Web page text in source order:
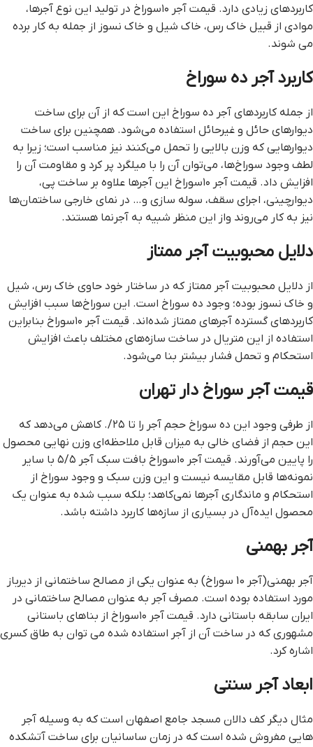
کاربردهای زیادی دارد. قیمت آجر ۱۰سوراخ در تولید این نوع آجرها،
موادی از قبیل خاک رس، خاک شیل و خاک نسوز از جمله به کار برده
می شوند.
کاربرد آجر ده سوراخ
از جمله کاربردهای آجر ده سوراخ این است که از آن برای ساخت
دیوارهای حائل و غیرحائل استفاده می‌شود. همچنین برای ساخت
دیوارهایی که وزن بالایی را تحمل می‌کنند نیز مناسب است؛ زیرا به
لطف وجود سوراخ‌ها، می‌توان آن را با میلگرد پر کرد و مقاومت آن را
افزایش داد. قیمت آجر ۱۰سوراخ این آجرها علاوه بر ساخت پی،
دیوارچینی، اجرای سقف، سوله سازی و… در نمای خارجی ساختمان‌ها
نیز به کار می‌روند واز این منظر شبیه به آجرنما هستند.
دلایل محبوبیت آجر ممتاز
از دلایل محبوبیت آجر ممتاز که در ساختار خود حاوی خاک رس، شیل
و خاک نسوز بوده؛ وجود ده سوراخ است. این سوراخ‌ها سبب افزایش
کاربردهای گسترده آجرهای ممتاز شده‌اند. قیمت آجر ۱۰سوراخ بنابراین
استفاده از این متریال در ساخت سازه‌های مختلف باعث افزایش
استحکام و تحمل فشار بیشتر بنا می‌شود.
قیمت آجر سوراخ دار تهران
از طرفی وجود این ده سوراخ حجم آجر را تا ۲۵/. کاهش می‌دهد که
این حجم از فضای خالی به میزان قابل ملاحظه‌ای وزن نهایی محصول
را پایین می‌آورند. قیمت آجر ۱۰سوراخ بافت سبک آجر ۵/۵ با سایر
نمونه‌ها قابل مقایسه نیست و این وزن سبک و وجود سوراخ از
استحکام و ماندگاری آجرها نمی‌کاهد؛ بلکه سبب شده به عنوان یک
محصول ایده‌آل در بسیاری از سازه‌ها کاربرد داشته باشد.
آجر بهمنی
آجر بهمنی(آجر 10 سوراخ) به عنوان یکی از مصالح ساختمانی از دیرباز
مورد استفاده بوده است. مصرف آجر به عنوان مصالح ساختمانی در
ایران سابقه باستانی دارد. قیمت آجر ۱۰سوراخ از بناهای باستانی
مشهوری که در ساخت آن از آجر استفاده شده می توان به طاق کسری
اشاره کرد.
ابعاد آجر سنتی
مثال دیگر کف دالان مسجد جامع اصفهان است که به وسیله آجر
هایی مفروش شده است که در زمان ساسانیان برای ساخت آتشکده